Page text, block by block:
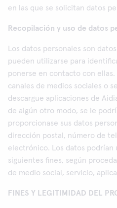
en las que se solicitan datos
Recopilación y uso de datos
Los datos personales son
pueden utilizarse para
ponerse en contacto con
canales de medios sociales o
descargue aplicaciones de
de algún otro modo, se le
proporcionase sus datos
dirección postal, número de
electrónico. Los datos podrían
siguientes fines, según
de medio social, servicio,
FINES Y LEGITIMIDAD DEL